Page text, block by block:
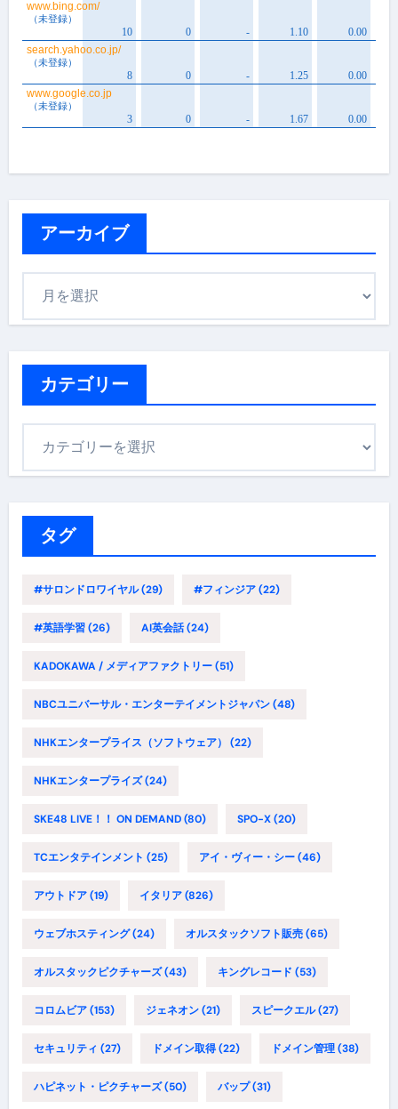
アーカイブ
カテゴリー
タグ
#サロンドロワイヤル(29) #フィンジア(22)
#英語学習(26) AI英会話(24)
KADOKAWA / メディアファクトリー(51)
NBCユニバーサル・エンターテイメントジャパン(48)
NHKエンタープライス（ソフトウェア） (22)
NHKエンタープライズ(24)
SKE48 LIVE！！ ON DEMAND(80) SPO-X(20)
TCエンタテインメント (25) アイ・ヴィー・シー(46)
アウトドア(19) イタリア(826)
ウェブホスティング(24) オルスタックソフト販売(65)
オルスタックピクチャーズ(43) キングレコード (53)
コロムビア(153) ジェネオン(21) スピークエル(27)
セキュリティ (27) ドメイン取得(22) ドメイン管理(38)
ハピネット・ピクチャーズ(50) バップ(31)